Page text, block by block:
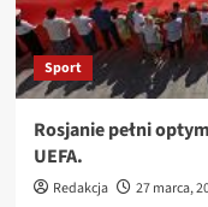
populacji
w
Europie.
dla
Sport
Rosjanie pełni
UEFA.
Redakcja
27 marca,